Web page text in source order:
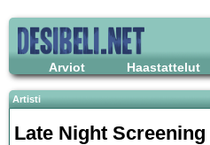
Arviot Haastattelut
Artisti
Late Night Screening